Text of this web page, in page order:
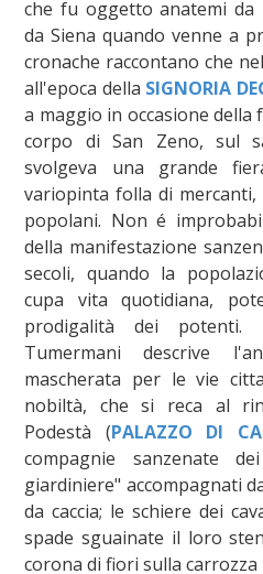
che fu oggetto anatemi da
da Siena quando venne a
cronache raccontano che
all'epoca della SIGNORIA
a maggio in occasione della
corpo di San Zeno, sul
svolgeva una grande
variopinta folla di
popolani. Non é
della manifestazione
secoli, quando la
cupa vita quotidiana,
prodigalità dei potenti.
Tumermani descrive
mascherata per le vie
nobiltà, che si reca al
Podestà (PALAZZO DI
compagnie sanzenate
giardiniere" accompagnati
da caccia; le schiere dei
spade sguainate il loro
corona di fiori sulla